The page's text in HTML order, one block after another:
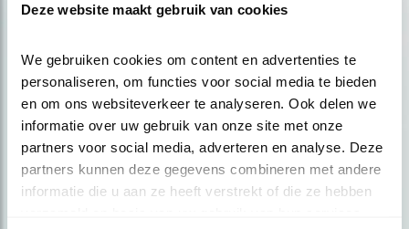
Deze website maakt gebruik van cookies
We gebruiken cookies om content en advertenties te
personaliseren, om functies voor social media te bieden
en om ons websiteverkeer te analyseren. Ook delen we
informatie over uw gebruik van onze site met onze
partners voor social media, adverteren en analyse. Deze
partners kunnen deze gegevens combineren met andere
informatie die u aan ze heeft verstrekt of die ze hebben
Eerbetoon voor Henk Klaassen